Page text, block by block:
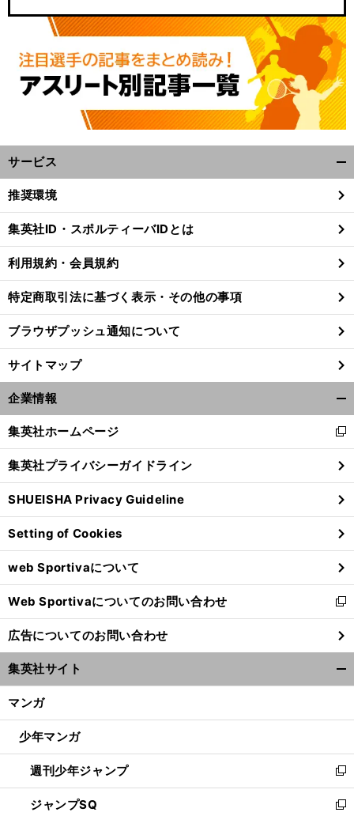
】
？
前
へ
サービス
閉
る
推奨環境
集英社ID・スポルティーバIDとは
利用規約・会員規約
特定商取引法に基づく表示・その他の事項
ブラウザプッシュ通知について
サイトマップ
企業情報
閉
る
集英社ホームページ
新
し
い
ウ
ィ
ン
ド
ウ
で
開
く
集英社プライバシーガイドライン
SHUEISHA Privacy Guideline
Setting of Cookies
web Sportivaについて
Web Sportivaについてのお問い合わせ
新
し
い
ウ
ィ
ン
ウ
開
く
広告についてのお問い合わせ
集英社サイト
マンガ
少年マンガ
週刊少年ジャンプ
新
し
い
ジャンプSQ
新